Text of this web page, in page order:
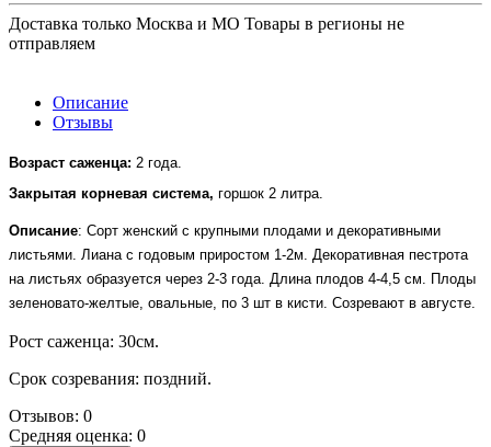
Доставка только Москва и МО Товары в регионы не
отправляем
Описание
Отзывы
Возраст саженца: 2 года.
Закрытая корневая система, горшок 2 литра.
Описание: Сорт женский с крупными плодами и декоративными
листьями. Лиана с годовым приростом 1-2м. Декоративная пестрота
на листьях образуется через 2-3 года. Длина плодов 4-4,5 см. Плоды
зеленовато-желтые, овальные, по 3 шт в кисти. Созревают в августе.
Рост саженца: 30см.
Срок созревания: поздний.
Отзывов: 0
Средняя оценка: 0